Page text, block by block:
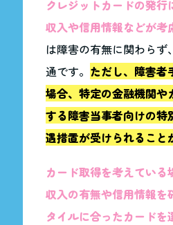
クレジットカードの発行
収入や信用情報などが考
は障害の有無に関わらず
通です。 ただし、障害者
場合、特定の金融機関や
する障害当事者向けの特
遇措置が受けられること
カード取得を考えている
収入の有無や信用情報を
タイルに合ったカードを